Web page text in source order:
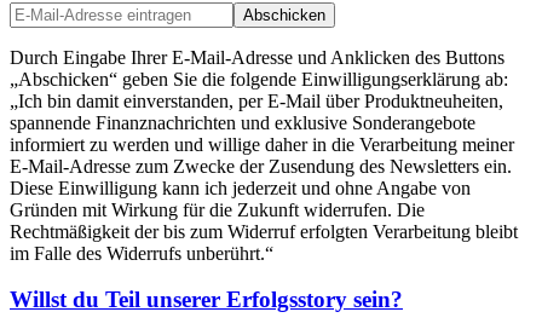
Abschicken
Durch Eingabe Ihrer E-Mail-Adresse und Anklicken des Buttons
„Abschicken“ geben Sie die folgende Einwilligungserklärung ab:
„Ich bin damit einverstanden, per E-Mail über Produktneuheiten,
spannende Finanznachrichten und exklusive Sonderangebote
informiert zu werden und willige daher in die Verarbeitung meiner
E-Mail-Adresse zum Zwecke der Zusendung des Newsletters ein.
Diese Einwilligung kann ich jederzeit und ohne Angabe von
Gründen mit Wirkung für die Zukunft widerrufen. Die
Rechtmäßigkeit der bis zum Widerruf erfolgten Verarbeitung bleibt
im Falle des Widerrufs unberührt.“
Willst du Teil unserer Erfolgsstory sein?